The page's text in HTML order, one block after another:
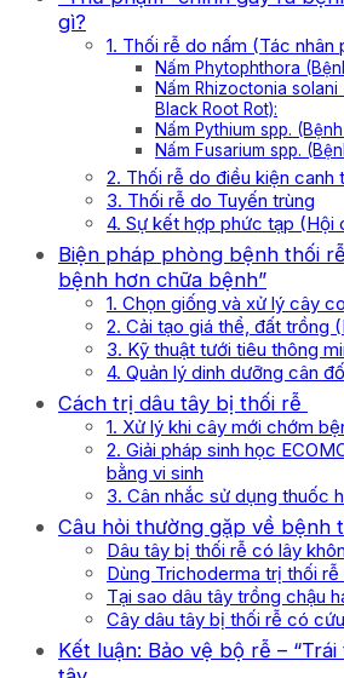
gì?
1. Thối rễ do nấm (Tác nhân
Nấm Phytophthora
Nấm Rhizoctonia
Black Root Rot):
Nấm Pythium spp.
Nấm Fusarium spp.
2. Thối rễ do điều kiện canh
3. Thối rễ do Tuyến trùng
4. Sự kết hợp phức tạp (Hội
Biện pháp phòng bệnh thối
bệnh hơn chữa bệnh”
1. Chọn giống và xử lý cây
2. Cải tạo giá thể, đất trồng
3. Kỹ thuật tưới tiêu thông
4. Quản lý dinh dưỡng cân
Cách trị dâu tây bị thối rễ
1. Xử lý khi cây mới chớm
2. Giải pháp sinh học
bằng vi sinh
3. Cân nhắc sử dụng thuốc
Câu hỏi thường gặp về bệnh
Dâu tây bị thối rễ có lây
Dùng Trichoderma trị thối
Tại sao dâu tây trồng chậu
Cây dâu tây bị thối rễ có
Kết luận: Bảo vệ bộ rễ – “Trái